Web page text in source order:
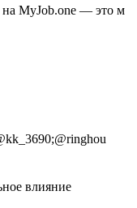
MyJob.one — это м